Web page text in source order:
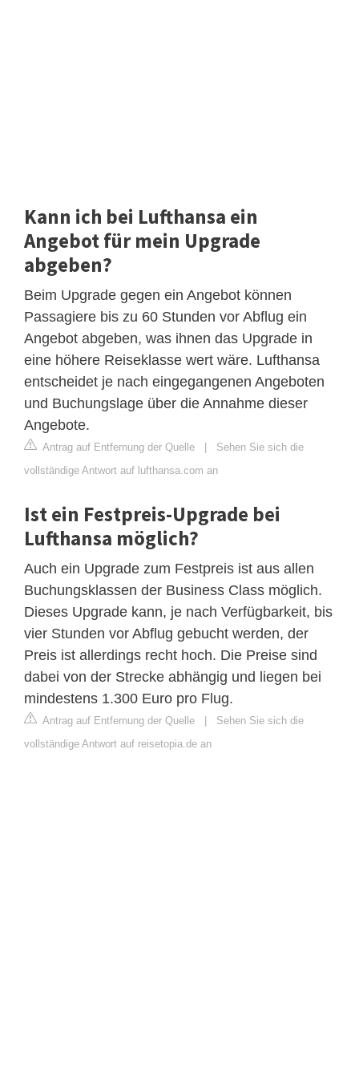
Kann ich bei Lufthansa ein
Angebot für mein Upgrade
abgeben?
Beim Upgrade gegen ein Angebot können
Passagiere bis zu 60 Stunden vor Abflug ein
Angebot abgeben, was ihnen das Upgrade in
eine höhere Reiseklasse wert wäre. Lufthansa
entscheidet je nach eingegangenen Angeboten
und Buchungslage über die Annahme dieser
Angebote.
Antrag auf Entfernung der Quelle
Sehen Sie sich die
vollständige Antwort auf lufthansa.com an
Ist ein Festpreis-Upgrade bei
Lufthansa möglich?
Auch ein Upgrade zum Festpreis ist aus allen
Buchungsklassen der Business Class möglich.
Dieses Upgrade kann, je nach Verfügbarkeit, bis
vier Stunden vor Abflug gebucht werden, der
Preis ist allerdings recht hoch. Die Preise sind
dabei von der Strecke abhängig und liegen bei
mindestens 1.300 Euro pro Flug.
Antrag auf Entfernung der Quelle
Sehen Sie sich die
vollständige Antwort auf reisetopia.de an